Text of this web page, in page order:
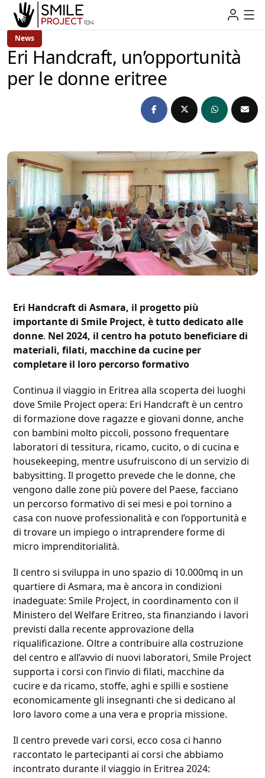
News
Eri Handcraft, un’opportunità
per le donne eritree
Eri Handcraft di Asmara, il progetto più
importante di Smile Project, è tutto dedicato alle
donne. Nel 2024, il centro ha potuto beneficiare di
materiali, filati, macchine da cucine per
completare il loro percorso formativo
Continua il viaggio in Eritrea alla scoperta dei luoghi
dove Smile Project opera: Eri Handcraft è un centro
di formazione dove ragazze e giovani donne, anche
con bambini molto piccoli, possono frequentare
laboratori di tessitura, ricamo, cucito, o di cucina e
housekeeping, mentre usufruiscono di un servizio di
babysitting. Il progetto prevede che le donne, che
vengono dalle zone più povere del Paese, facciano
un percorso formativo di sei mesi e poi tornino a
casa con nuove professionalità e con l’opportunità e
di trovare un impiego o intraprendere forme di
micro imprenditorialità.
Il centro si sviluppa in uno spazio di 10.000mq in un
quartiere di Asmara, ma è ancora in condizioni
inadeguate: Smile Project, in coordinamento con il
Ministero del Welfare Eritreo, sta finanziando i lavori
previsti dalla recente approvazione della
riqualificazione. Oltre a contribuire alla costruzione
del centro e all’avvio di nuovi laboratori, Smile Project
supporta i corsi con l’invio di filati, macchine da
cucire e da ricamo, stoffe, aghi e spilli e sostiene
economicamente gli insegnanti che si dedicano al
loro lavoro come a una vera e propria missione.
Il centro prevede vari corsi, ecco cosa ci hanno
raccontato le partecipanti ai corsi che abbiamo
incontrato durante il viaggio in Eritrea 2024: